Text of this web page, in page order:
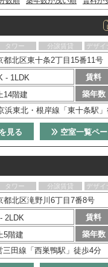
タワー 分譲賃貸 デザイ
都北区東十条2丁目15番11号
- 1LDK 賃料
14階建 築年数
浜東北・根岸線「東十条駅
空室一覧ペ
見る
タワー 分譲賃貸 デザイ
都北区滝野川6丁目7番8号
2LDK 賃料
5階建 築年数
三田線「西巣鴨駅」徒歩4分